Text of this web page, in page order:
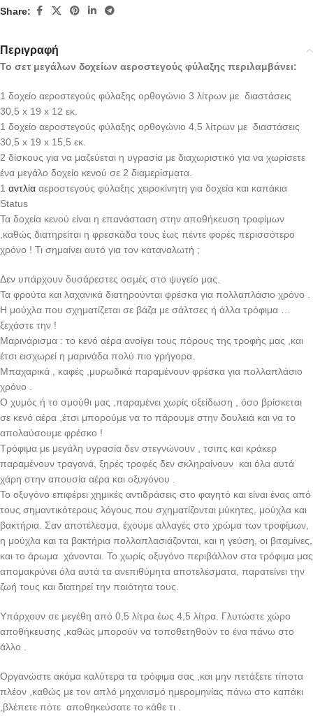
Share:
Περιγραφή
Το σετ μεγάλων δοχείων αεροστεγούς φύλαξης περιλαμβάνει:
1 δοχείο αεροστεγούς φύλαξης ορθογώνιο 3 λίτρων με διαστάσεις
30,5 x 19 x 12 εκ.
1 δοχείο αεροστεγούς φύλαξης ορθογώνιο 4,5 λίτρων με διαστάσεις
30,5 x 19 x 15,5 εκ.
2 δίσκους για να μαζεύεται η υγρασία με διαχωριστικό για να χωρίσετε
ένα μεγάλο δοχείο κενού σε 2 διαμερίσματα.
1 αντλία αεροστεγούς φύλαξης χειροκίνητη για δοχεία και καπάκια
Status
Τα δοχεία κενού είναι η επανάσταση στην αποθήκευση τροφίμων
,καθώς διατηρείται η φρεσκάδα τους έως πέντε φορές περισσότερο
χρόνο ! Τι σημαίνει αυτό για τον καταναλωτή ;
Δεν υπάρχουν δυσάρεστες οσμές στο ψυγείο μας.
Τα φρούτα και λαχανικά διατηρούνται φρέσκα για πολλαπλάσιο χρόνο .
Η μούχλα που σχηματίζεται σε βάζα με σάλτσες ή άλλα τρόφιμα …
ξεχάστε την !
Μαρινάρισμα : το κενό αέρα ανοίγει τους πόρους της τροφής μας ,και
έτσι εισχωρεί η μαρινάδα πολύ πιο γρήγορα.
Μπαχαρικά , καφές ,μυρωδικά παραμένουν φρέσκα για πολλαπλάσιο
χρόνο .
Ο χυμός ή το σμούθι μας ,παραμένει χωρίς οξείδωση , όσο βρίσκεται
σε κενό αέρα ,έτσι μπορούμε να το πάρουμε στην δουλειά και να το
απολαύσουμε φρέσκο !
Τρόφιμα με μεγάλη υγρασία δεν στεγνώνουν , τσιπς και κράκερ
παραμένουν τραγανά, ξηρές τροφές δεν σκληραίνουν και όλα αυτά
χάρη στην απουσία αέρα και οξυγόνου .
Το οξυγόνο επιφέρει χημικές αντιδράσεις στο φαγητό και είναι ένας από
τους σημαντικότερους λόγους που σχηματίζονται μύκητες, μούχλα και
βακτήρια. Σαν αποτέλεσμα, έχουμε αλλαγές στο χρώμα των τροφίμων,
η μούχλα και τα βακτήρια πολλαπλασιάζονται, και η γεύση, οι βιταμίνες,
και το άρωμα χάνονται. Το χωρίς οξυγόνο περιβάλλον στα τρόφιμα μας
απομακρύνει όλα αυτά τα ανεπιθύμητα αποτελέσματα, παρατείνει την
ζωή τους και διατηρεί την ποιότητα τους.
Υπάρχουν σε μεγέθη από 0,5 λίτρα έως 4,5 λίτρα. Γλυτώστε χώρο
αποθήκευσης ,καθώς μπορούν να τοποθετηθούν το ένα πάνω στο
άλλο .
Οργανώστε ακόμα καλύτερα τα τρόφιμα σας ,και μην πετάξετε τίποτα
πλέον ,καθώς με τον απλό μηχανισμό ημερομηνίας πάνω στο καπάκι
,βλέπετε πότε αποθηκεύσατε το κάθε τι .